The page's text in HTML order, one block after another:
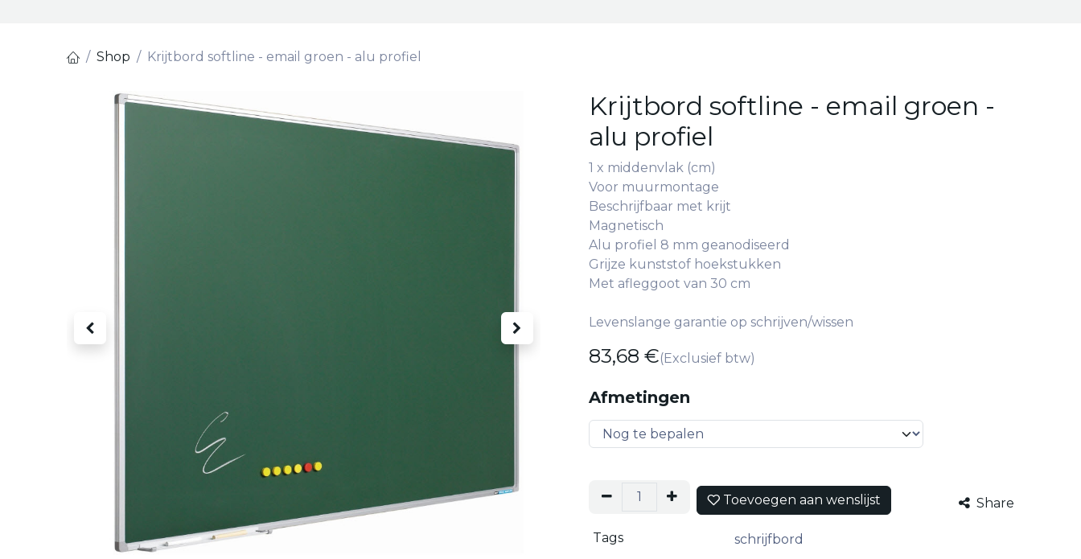
Shop Krijtbord softline - email groen - alu profiel
Krijtbord softline - email groen -
alu profiel
1 x middenvlak (cm)
Voor muurmontage
Beschrijfbaar met krijt
Magnetisch
Alu profiel 8 mm geanodiseerd
Grijze kunststof hoekstukken
Met afleggoot van 30 cm
Levenslange garantie op schrijven/wissen
83,68 €(Exclusief btw)
Afmetingen
Toevoegen aan wenslijst Share
Tags schrijfbord